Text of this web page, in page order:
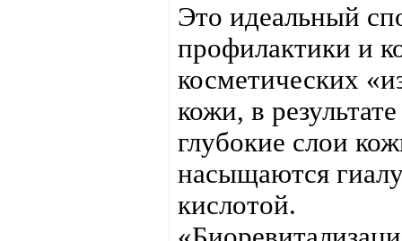
Это идеальный
профилактики и
косметических
кожи, в
глубокие слои
насыщаются
кислотой.